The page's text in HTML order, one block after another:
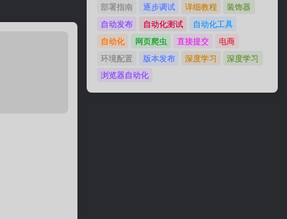
部署指南 逐步调试 详细教程
装饰器
自动发布
自动化测试
自动化工具
自动化
网页爬虫 直接提交
电商
环境配置
版本发布 深度学习
深度学习
浏览器自动化